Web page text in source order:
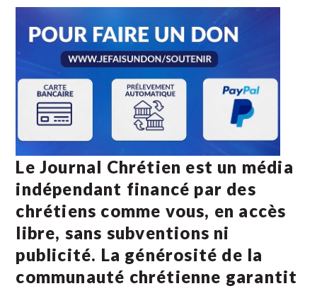
Le Journal Chrétien est un média
indépendant financé par des
chrétiens comme vous, en accès
libre, sans subventions ni
publicité. La générosité de la
communauté chrétienne garantit